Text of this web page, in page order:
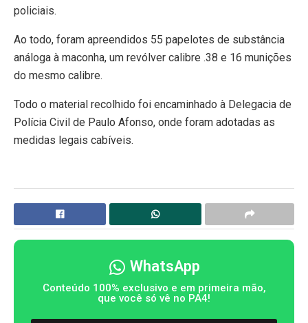
policiais.
Ao todo, foram apreendidos 55 papelotes de substância
análoga à maconha, um revólver calibre .38 e 16 munições
do mesmo calibre.
Todo o material recolhido foi encaminhado à Delegacia de
Polícia Civil de Paulo Afonso, onde foram adotadas as
medidas legais cabíveis.
WhatsApp
Conteúdo 100% exclusivo e em primeira mão,
que você só vê no PA4!